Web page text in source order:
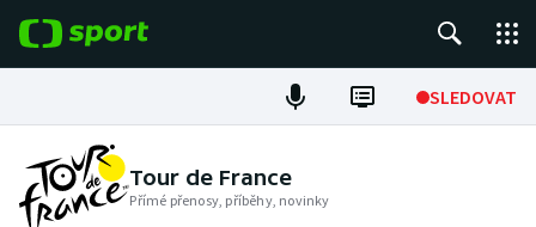
SLEDOVAT
ME v atletice
ME v plavání
Tour de France
Přímé přenosy, příběhy, novinky